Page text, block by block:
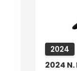
2024
2024